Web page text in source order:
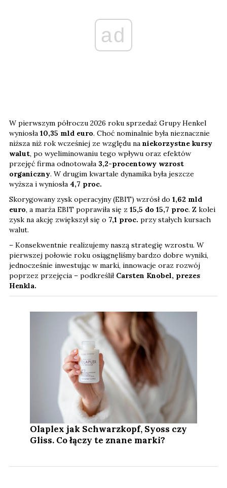
ad
W pierwszym półroczu 2026 roku sprzedaż Grupy Henkel
wyniosła 10,35 mld euro. Choć nominalnie była nieznacznie
niższa niż rok wcześniej ze względu na niekorzystne kursy
walut, po wyeliminowaniu tego wpływu oraz efektów
przejęć firma odnotowała 3,2-procentowy wzrost
organiczny. W drugim kwartale dynamika była jeszcze
wyższa i wyniosła 4,7 proc.
Skorygowany zysk operacyjny (EBIT) wzrósł do 1,62 mld
euro, a marża EBIT poprawiła się z 15,5 do 15,7 proc. Z kolei
zysk na akcję zwiększył się o 7,1 proc. przy stałych kursach
walut.
– Konsekwentnie realizujemy naszą strategię wzrostu. W
pierwszej połowie roku osiągnęliśmy bardzo dobre wyniki,
jednocześnie inwestując w marki, innowacje oraz rozwój
poprzez przejęcia – podkreślił Carsten Knobel, prezes
Henkla.
Olaplex jak Schwarzkopf, Syoss czy
Gliss. Co łączy te znane marki?